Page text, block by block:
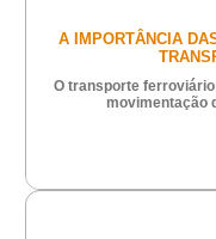
A IMPORTÂNCIA
O transporte
movimentação